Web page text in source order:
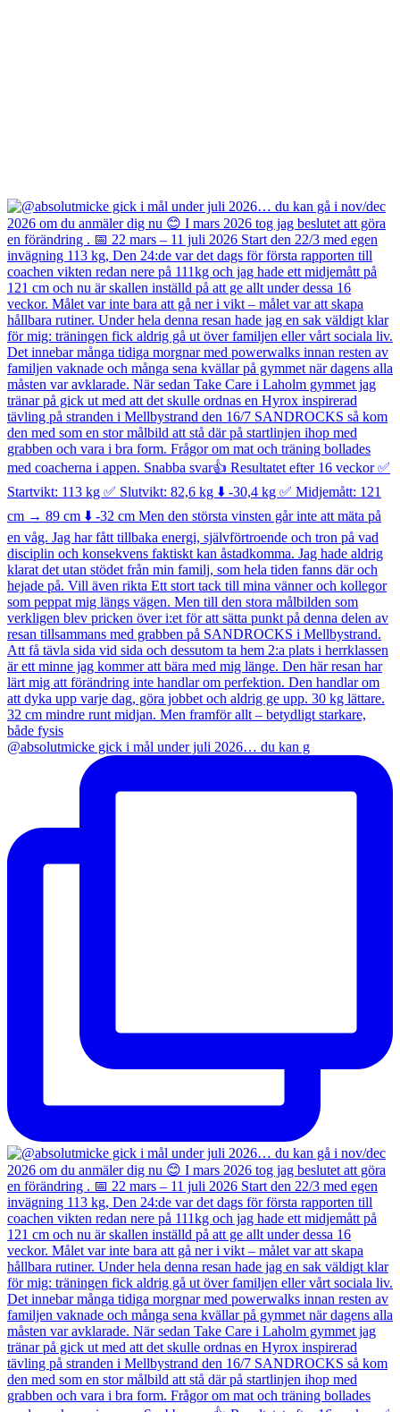
@absolutmicke gick i mål under juli 2026… du kan g